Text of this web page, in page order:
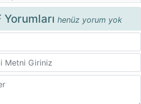
henüz yorum yok